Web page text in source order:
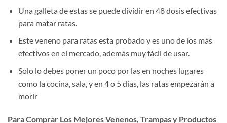
Una galleta de estas se puede dividir en 48 dosis efectivas
para matar ratas.
Este veneno para ratas esta probado y es uno de los más
efectivos en el mercado, además muy fácil de usar.
Solo lo debes poner un poco por las en noches lugares
como la cocina, sala, y en 4 o 5 días, las ratas empezarán a
morir
Para Comprar Los Mejores Venenos, Trampas y Productos